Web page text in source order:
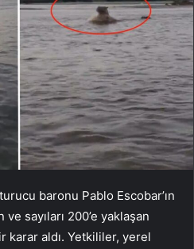
baronu Pablo Escobar’ın
sayıları 200’e yaklaşan
karar aldı. Yetkililer, yerel